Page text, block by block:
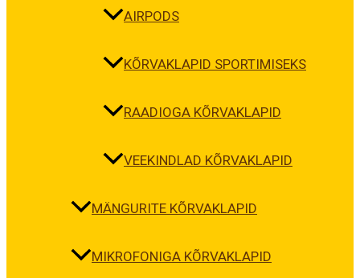
AIRPODS
KÕRVAKLAPID SPORTIMISEKS
RAADIOGA KÕRVAKLAPID
VEEKINDLAD KÕRVAKLAPID
MÄNGURITE KÕRVAKLAPID
MIKROFONIGA KÕRVAKLAPID